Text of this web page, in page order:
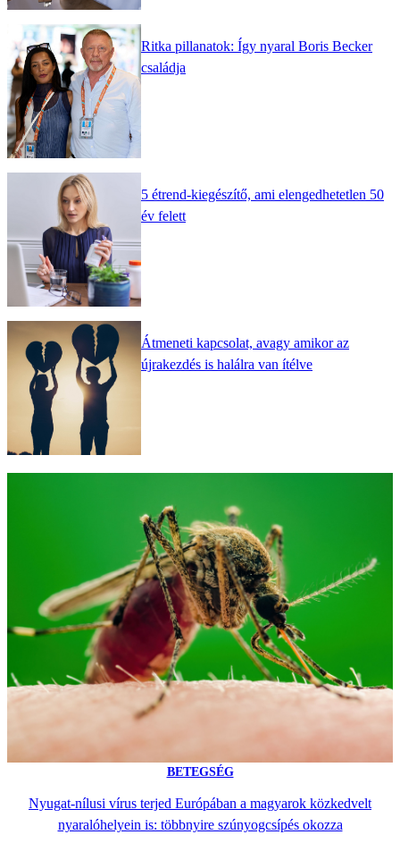
Ritka pillanatok: Így nyaral Boris Becker
családja
5 étrend-kiegészítő, ami elengedhetetlen 50
év felett
Átmeneti kapcsolat, avagy amikor az
újrakezdés is halálra van ítélve
BETEGSÉG
Nyugat-nílusi vírus terjed Európában a magyarok közkedvelt
nyaralóhelyein is: többnyire szúnyogcsípés okozza